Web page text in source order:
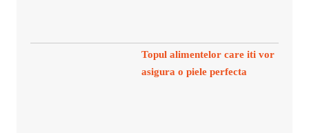
Topul alimentelor care iti vor
asigura o piele perfecta